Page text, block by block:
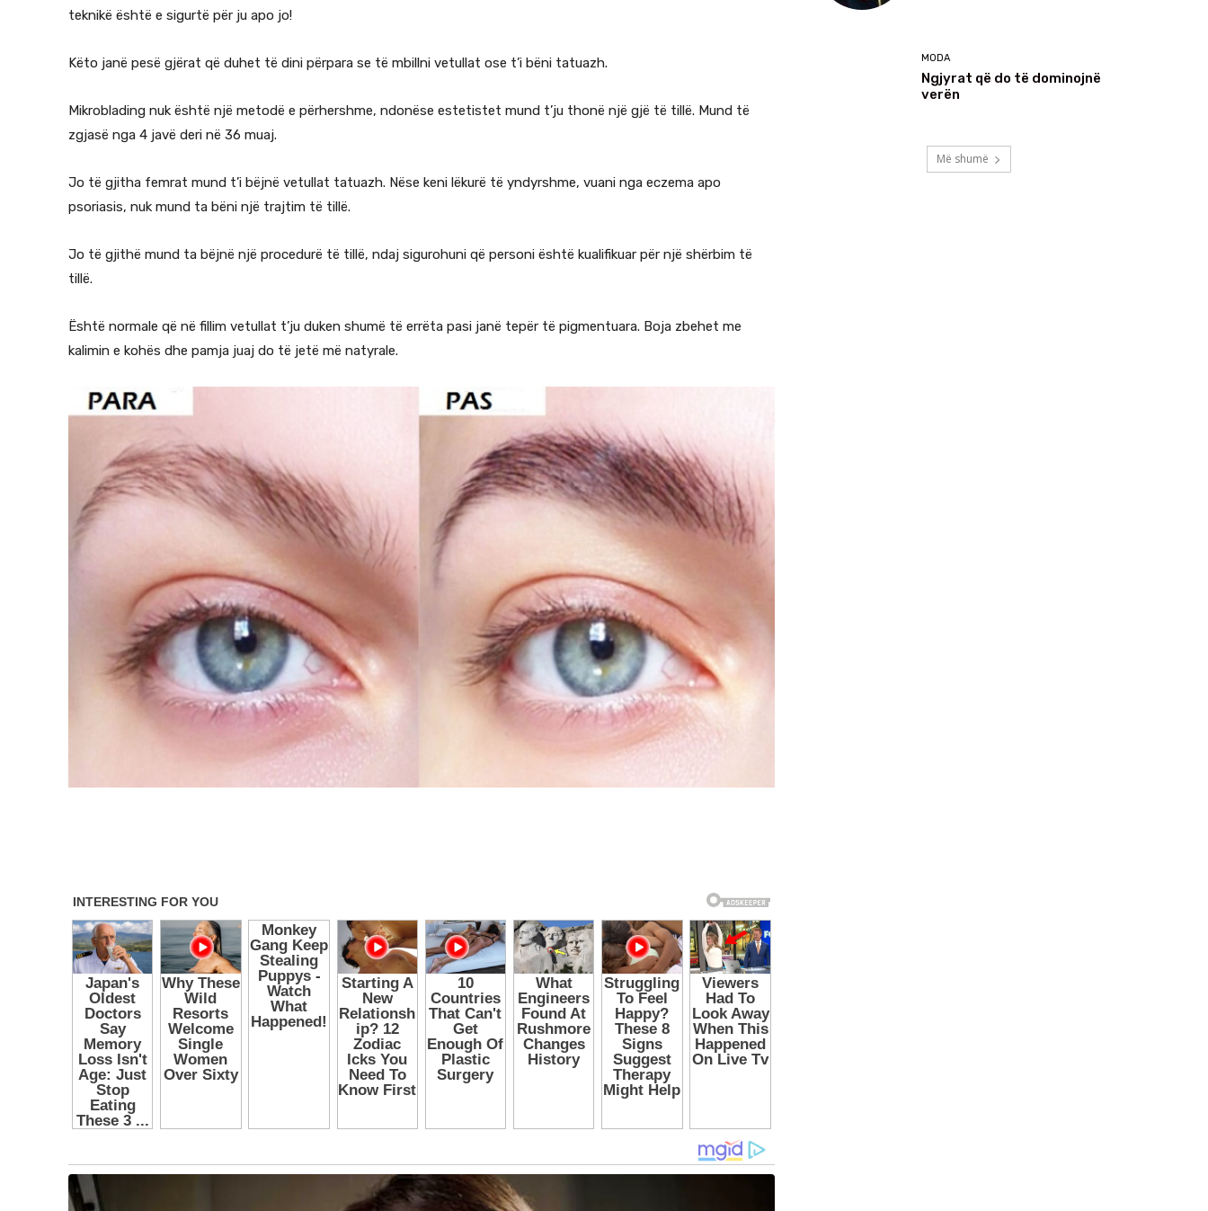
teknikë është e sigurtë për ju apo jo!
Këto janë pesë gjërat që duhet të dini përpara se të mbillni vetullat ose t’i bëni tatuazh.
Mikroblading nuk është një metodë e përhershme, ndonëse estetistet mund t’ju thonë një gjë të tillë. Mund të
zgjasë nga 4 javë deri në 36 muaj.
Jo të gjitha femrat mund t’i bëjnë vetullat tatuazh. Nëse keni lëkurë të yndyrshme, vuani nga eczema apo
psoriasis, nuk mund ta bëni një trajtim të tillë.
Jo të gjithë mund ta bëjnë një procedurë të tillë, ndaj sigurohuni që personi është kualifikuar për një shërbim të
tillë.
Është normale që në fillim vetullat t’ju duken shumë të errëta pasi janë tepër të pigmentuara. Boja zbehet me
kalimin e kohës dhe pamja juaj do të jetë më natyrale.
MODA
Ngjyrat që do të dominojnë
verën
Më shumë